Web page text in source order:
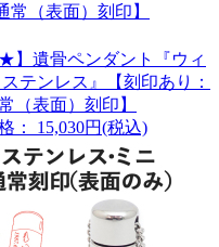
常（表面）刻印】
★】遺骨ペンダント『ウィ
ステンレス』【刻印あり：
（表面）刻印】
： 15,030円(税込)